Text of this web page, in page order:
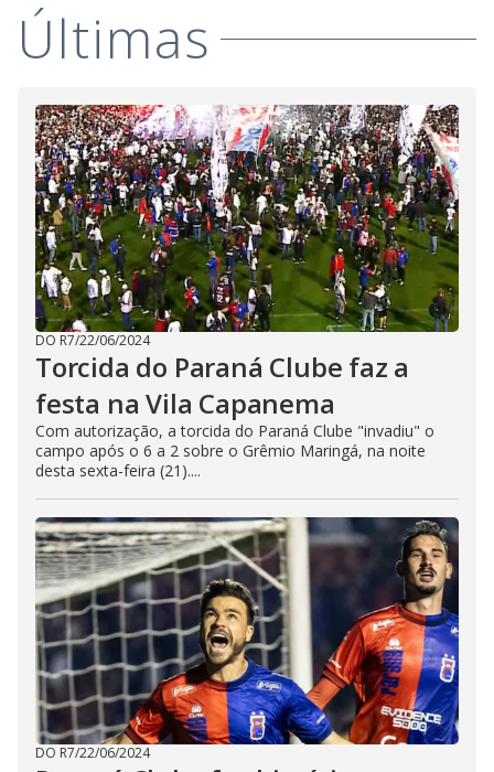
Últimas
DO R7/22/06/2024
Torcida do Paraná Clube faz a
festa na Vila Capanema
Com autorização, a torcida do Paraná Clube "invadiu" o
campo após o 6 a 2 sobre o Grêmio Maringá, na noite
desta sexta-feira (21)....
DO R7/22/06/2024